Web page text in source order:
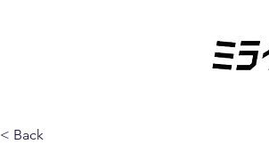
< Back